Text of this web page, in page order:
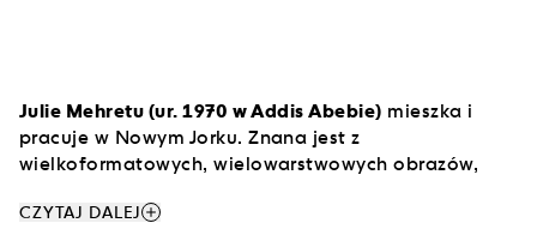
Julie Mehretu (ur. 1970 w Addis Abebie) mieszka i
pracuje w Nowym Jorku. Znana jest z
wielkoformatowych, wielowarstwowych obrazów,
cyfrowych i abstrakcji. Przed ukończeniem siódmego
CZYTAJ DALEJadd